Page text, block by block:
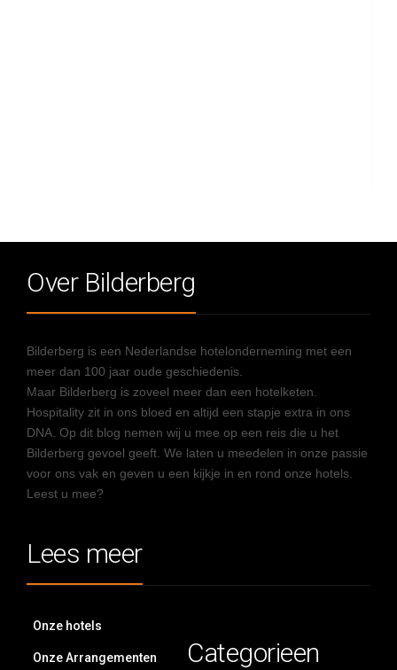
Over Bilderberg
Bilderberg is een Nederlandse hotelonderneming met een
meer dan 100 jaar oude geschiedenis.
Maar Bilderberg is zoveel meer dan een hotelketen.
Hospitality zit in ons bloed en altijd een stapje extra in ons
DNA. Op dit blog nemen wij u mee op een reis die u het
Bilderberg gevoel geeft. We laten u meedelen in onze passie
voor ons vak en geven u een kijkje in en rond onze hotels.
Leest u mee?
Lees meer
Onze hotels
Onze Arrangementen Categorieen